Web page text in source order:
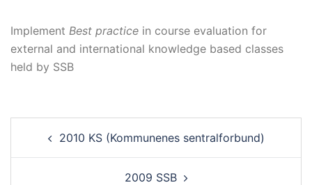
Implement Best practice in course evaluation for
external and international knowledge based classes
held by SSB
navigation
2010 KS (Kommunenes sentralforbund)
2009 SSB